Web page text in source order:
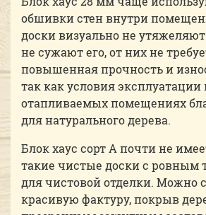
обшивки стен внутри
доски визуально не
не сужают его, от них не
повышенная прочность и
так как условия эксплуатации
отапливаемых помещениях
для натурального дерева.
Блок хаус сорт А почти не
такие чистые доски с ровным
для чистовой отделки. Можно
красивую фактуру, покрыв